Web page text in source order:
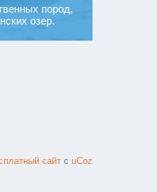
пород,
озер.
сайт с uCoz